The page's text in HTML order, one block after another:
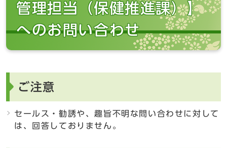
管理担当（保健推進課）】
へのお問い合わせ
ご注意
セールス・勧誘や、趣旨不明な問い合わせに対して
は、回答しておりません。